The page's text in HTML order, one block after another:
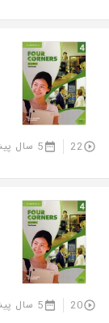
22 5 سال پیش
20 5 سال پیش